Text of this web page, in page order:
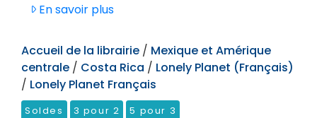
En savoir plus
Accueil de la librairie / Mexique et Amérique
centrale / Costa Rica / Lonely Planet (Français)
/ Lonely Planet Français
Soldes 3 pour 2
5 pour 3